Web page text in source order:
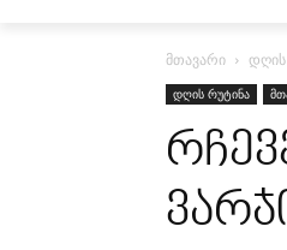
მთავარი
დღის რუტინა